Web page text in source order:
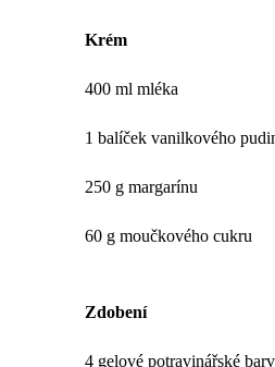
Krém
400 ml mléka
1 balíček vanilkového
250 g margarínu
60 g moučkového cukru
Zdobení
4 gelové potravinářské